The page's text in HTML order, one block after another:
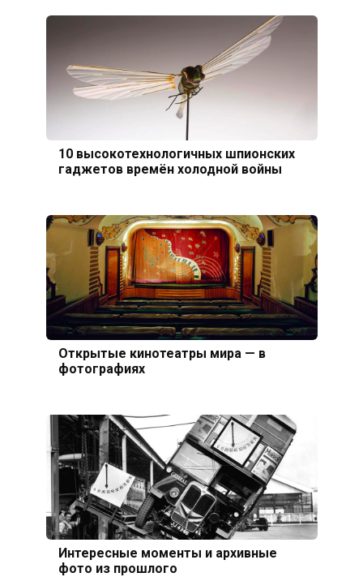
10 высокотехнологичных шпионских
гаджетов времён холодной войны
Открытые кинотеатры мира — в
фотографиях
Интересные моменты и архивные
фото из прошлого